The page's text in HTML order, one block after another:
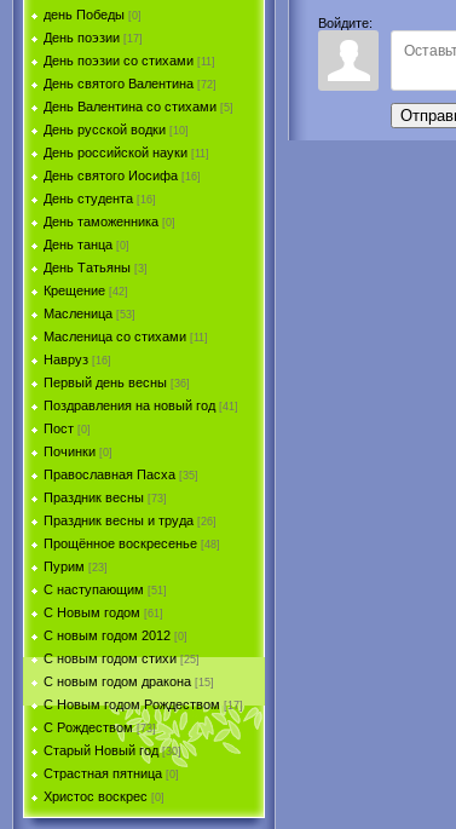
день Победы [0]
День поэзии [17]
День поэзии со стихами [11]
День святого Валентина [72]
День Валентина со стихами [5]
День русской водки [10]
День российской науки [11]
День святого Иосифа [16]
День студента [16]
День таможенника [0]
День танца [0]
День Татьяны [3]
Крещение [42]
Масленица [53]
Масленица со стихами [11]
Навруз [16]
Первый день весны [36]
Поздравления на новый год [41]
Пост [0]
Починки [0]
Православная Пасха [35]
Праздник весны [73]
Праздник весны и труда [26]
Прощённое воскресенье [48]
Пурим [23]
C наступающим [51]
С Новым годом [61]
С новым годом 2012 [0]
С новым годом стихи [25]
С новым годом дракона [15]
C Новым годом Рождеством [17]
С Рождеством [73]
Старый Новый год [30]
Страстная пятница [0]
Христоc воскрес [0]
Войдите: